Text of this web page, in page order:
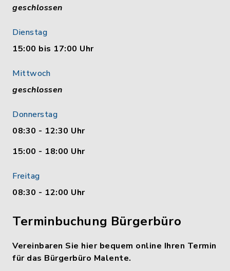
geschlossen
Dienstag
15:00 bis 17:00 Uhr
Mittwoch
geschlossen
Donnerstag
08:30 - 12:30 Uhr
15:00 - 18:00 Uhr
Freitag
08:30 - 12:00 Uhr
Terminbuchung Bürgerbüro
Vereinbaren Sie hier bequem online Ihren Termin
für das Bürgerbüro Malente.